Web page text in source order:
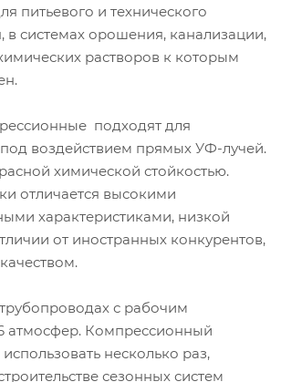
питьевого и технического
в системах орошения, канализации,
растворов к которым
подходят для
воздействием прямых УФ-лучей.
химической стойкостью.
отличается высокими
характеристиками, низкой
от иностранных конкурентов,
с рабочим
атмосфер. Компрессионный
несколько раз,
сезонных систем